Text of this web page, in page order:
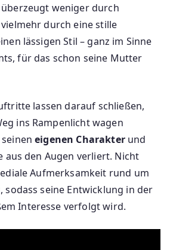
weniger durch
durch eine stille
lässigen Stil – ganz im Sinne
für das schon seine Mutter
lassen darauf schließen,
ins Rampenlicht wagen
seineneigenen Charakterund
aus den Augen verliert. Nicht
Aufmerksamkeit rund um
sodass seine Entwicklung in der
Interesse verfolgt wird.